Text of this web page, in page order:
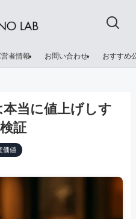
者情報 お問い合わせ おすすめ
当に値上げしす
証
価値